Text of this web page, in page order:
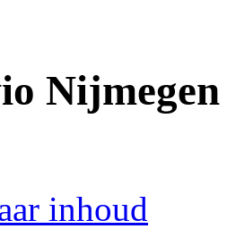
Nijmegen
inhoud